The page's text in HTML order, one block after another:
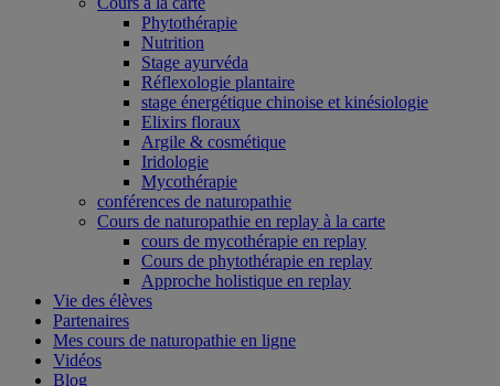
Phytothérapie
Nutrition
Stage ayurvéda
Réflexologie plantaire
stage énergétique chinoise et kinésiologie
Elixirs floraux
Argile & cosmétique
Iridologie
Mycothérapie
conférences de naturopathie
Cours de naturopathie en replay à la carte
cours de mycothérapie en replay
Cours de phytothérapie en replay
Approche holistique en replay
Vie des élèves
Partenaires
Mes cours de naturopathie en ligne
Vidéos
Blog